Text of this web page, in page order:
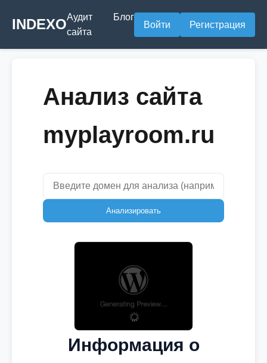
INDEXOАудит
сайта
Блог
Войти Регистрация
Анализ сайта
myplayroom.ru
Анализировать
Информация о